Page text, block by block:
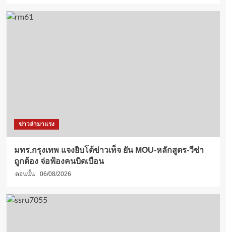
ข่าวล่ามาแรง
มทร.กรุงเทพ แจงยิบโต้ข่าวเท็จ ยัน MOU-หลักสูตร-วีซ่า
ถูกต้อง จ่อฟ้องคนบิดเบือน
ตอนนั้น 06/08/2026